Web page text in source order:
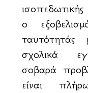
ο
σχολικά
σοβαρά
είναι